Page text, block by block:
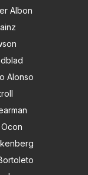
Albon
Alonso